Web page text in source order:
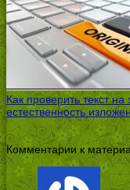
Как проверить текст
естественность
Комментарии к